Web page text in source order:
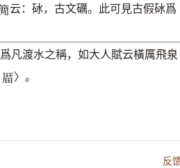
云：砅，古文礪。此可見古假砅爲
凡渡水之稱，如大人賦云橫厲飛泉
𠪄 〉。
反